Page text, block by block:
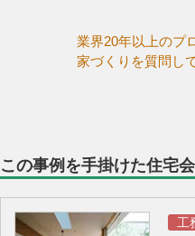
業界20年以上のプ
家づくりを質問し
この事例を手掛けた住宅
工